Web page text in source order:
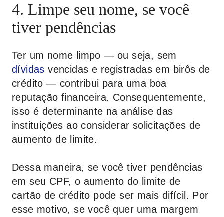
4. Limpe seu nome, se você
tiver pendências
Ter um nome limpo — ou seja, sem
dívidas vencidas e registradas em birôs de
crédito — contribui para uma boa
reputação financeira. Consequentemente,
isso é determinante na análise das
instituições ao considerar solicitações de
aumento de limite.
Dessa maneira, se você tiver pendências
em seu CPF, o aumento do limite de
cartão de crédito pode ser mais difícil. Por
esse motivo, se você quer uma margem